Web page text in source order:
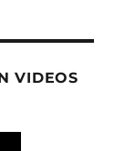
VIDEOS